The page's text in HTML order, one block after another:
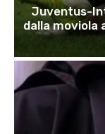
Juventus-
dalla moviola